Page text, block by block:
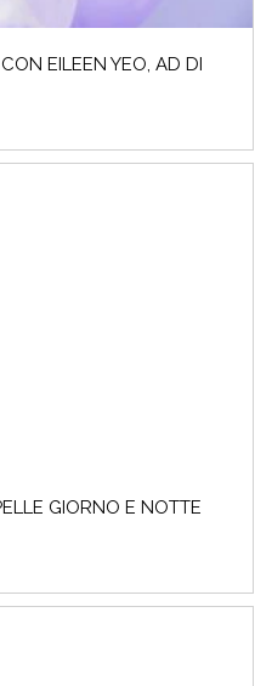
EILEEN YEO, AD DI
GIORNO E NOTTE